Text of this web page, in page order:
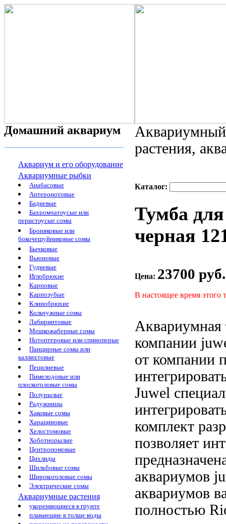
Домашний аквариум
Аквариум и его оборудование
Аквариумные рыбки
Анабасовые
Аптеронотовые
Бадиевые
Бахромчатоусые или
перистоусые сомы
Броняковые или
бокочешуйниковые сомы
Бычковые
Вьюновые
Гудиевые
Иглобрюхие
Карповые
Карпозубые
Клинобрюхие
Кольчужные сомы
Лабиринтовые
Мешкожаберные сомы
Нотоптеровые или спиноперые
Панцирные сомы или
каллихтовые
Пецилиевые
Пимелодовые или
плоскоголовые сомы
Полурылые
Радужницы
Хаковые сомы
Харациновые
Хелостомовые
Хоботнорылые
Центропомовые
Цихлиды
Шильбовые сомы
Широкоголовые сомы
Электрические сомы
Аквариумные растения
укореняющиеся в грунте
плавающие в толще воды
растения,
Каталог:
Тумба
черная
Цена: 23700 руб.
В настоящее время этого
Аквариумная
компании
от компании
Juwel
комплект
позволяет
аквариумов
аквариумов
полностью